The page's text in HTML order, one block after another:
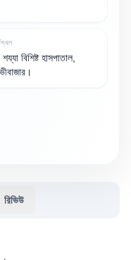
বিশিষ্ট হাসপাতাল,
রিভিউ